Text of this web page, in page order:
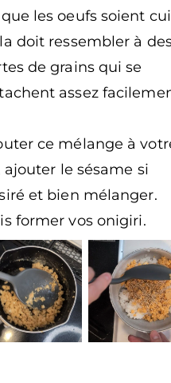
les oeufs soient
doit ressembler à
de grains qui se
assez
ce mélange à
ajouter le sésame si
et bien mélanger.
former vos onigiri.